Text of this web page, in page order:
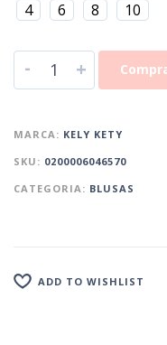
4 6 8 10
- +
MARCA: KELY KETY
SKU: 0200006046570
CATEGORIA: BLUSAS
ADD TO WISHLIST